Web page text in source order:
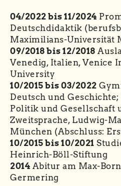
04/2022 bis 11/2024
Deutschdidaktik
Maximilians-Universität
09/2018 bis 12/2018
Venedig, Italien, Venice
University
10/2015 bis 03/2022
Deutsch und
Politik und Gesellschaft
Zweitsprache, Ludwig-
München (Abschluss:
10/2015 bis 10/2021
Heinrich-Böll-Stiftung
2014 Abitur am Max-
Germering